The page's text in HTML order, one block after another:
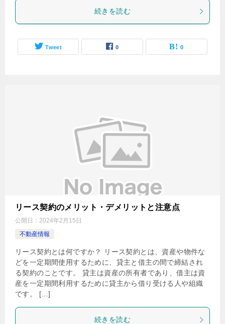
続きを読む
Tweet 0 0
リース契約のメリット・デメリットと注意点
公開日： 2024年2月15日
不動産情報
リース契約とは何ですか？ リース契約とは、資産や物件な
どを一定期間使用するために、貸主と借主の間で締結され
る契約のことです。 貸主は資産の所有者であり、借主は資
産を一定期間利用するために貸主から借り受ける人や組織
です。 […]
続きを読む